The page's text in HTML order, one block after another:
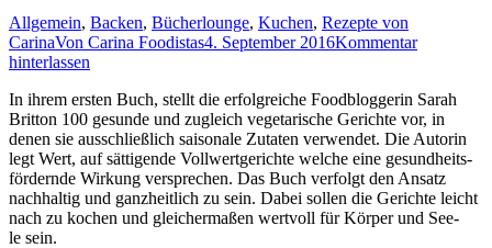
Allgemein, Backen, Bücherlounge, Kuchen, Rezepte von
CarinaVon Carina Foodistas4. September 2016Kommentar
hinterlassen
In ihrem ers­ten Buch, stellt die erfolg­rei­che Food­blog­ge­rin Sarah
Britton 100 gesun­de und zugleich vege­ta­ri­sche Gerich­te vor, in
denen sie aus­schließ­lich sai­so­na­le Zuta­ten ver­wen­det. Die Autorin
legt Wert, auf sät­ti­gen­de Voll­wert­ge­rich­te wel­che eine gesund­heits­
för­dern­de Wir­kung ver­spre­chen. Das Buch ver­folgt den Ansatz
nach­hal­tig und ganz­heit­lich zu sein. Dabei sol­len die Gerich­te leicht
nach zu kochen und glei­cher­ma­ßen wert­voll für Kör­per und See­
le sein.